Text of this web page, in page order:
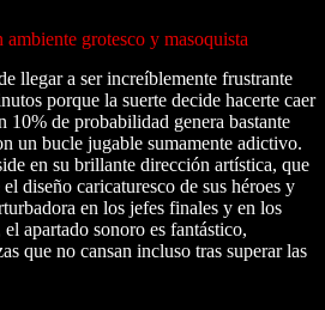
grotesco y masoquista
llegar a ser increíblemente frustrante
porque la suerte decide hacerte caer
10% de probabilidad genera bastante
un bucle jugable sumamente adictivo.
en su brillante dirección artística, que
diseño caricaturesco de sus héroes y
en los jefes finales y en los
apartado sonoro es fantástico,
que no cansan incluso tras superar las